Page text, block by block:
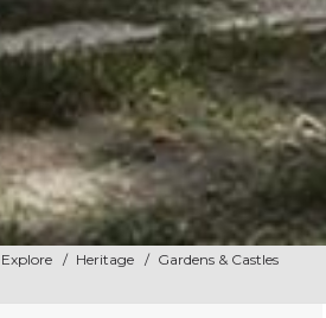
Explore / Heritage / Gardens & Castles